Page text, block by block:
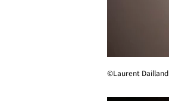
©︎Laurent Dailland